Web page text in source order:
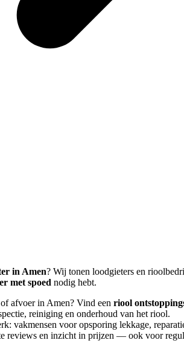
in Amen? Wij tonen loodgieters en
met spoed nodig hebt.
afvoer in Amen? Vind een riool
reiniging en onderhoud van het riool.
vakmensen voor opsporing lekkage,
reviews en inzicht in prijzen — ook voor